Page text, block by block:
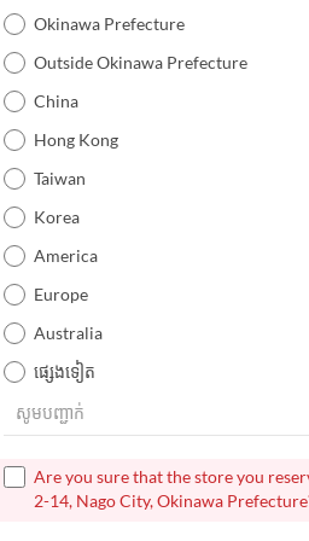
Okinawa Prefecture
Outside Okinawa Prefecture
China
Hong Kong
Taiwan
Korea
America
Europe
Australia
ផ្សេងទៀត
Are you sure that the store you
2-14, Nago City, Okinawa